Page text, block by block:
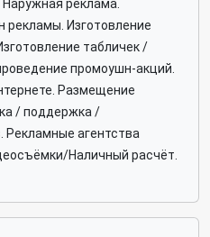
Наружная реклама.
рекламы. Изготовление
табличек /
промоушн-акций.
Размещение
/ поддержка /
агентства
Наличный расчёт.